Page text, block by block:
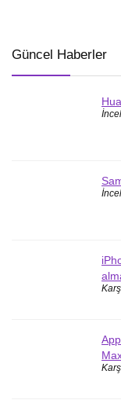
Güncel Haberler